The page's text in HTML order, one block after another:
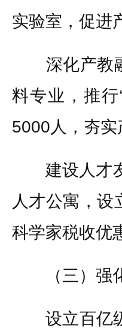
实验室，促进
深化产教融
料专业，推
5000人，夯实
建设人才友
人才公寓，设
科学家税收优
（三）强化
设立百亿级